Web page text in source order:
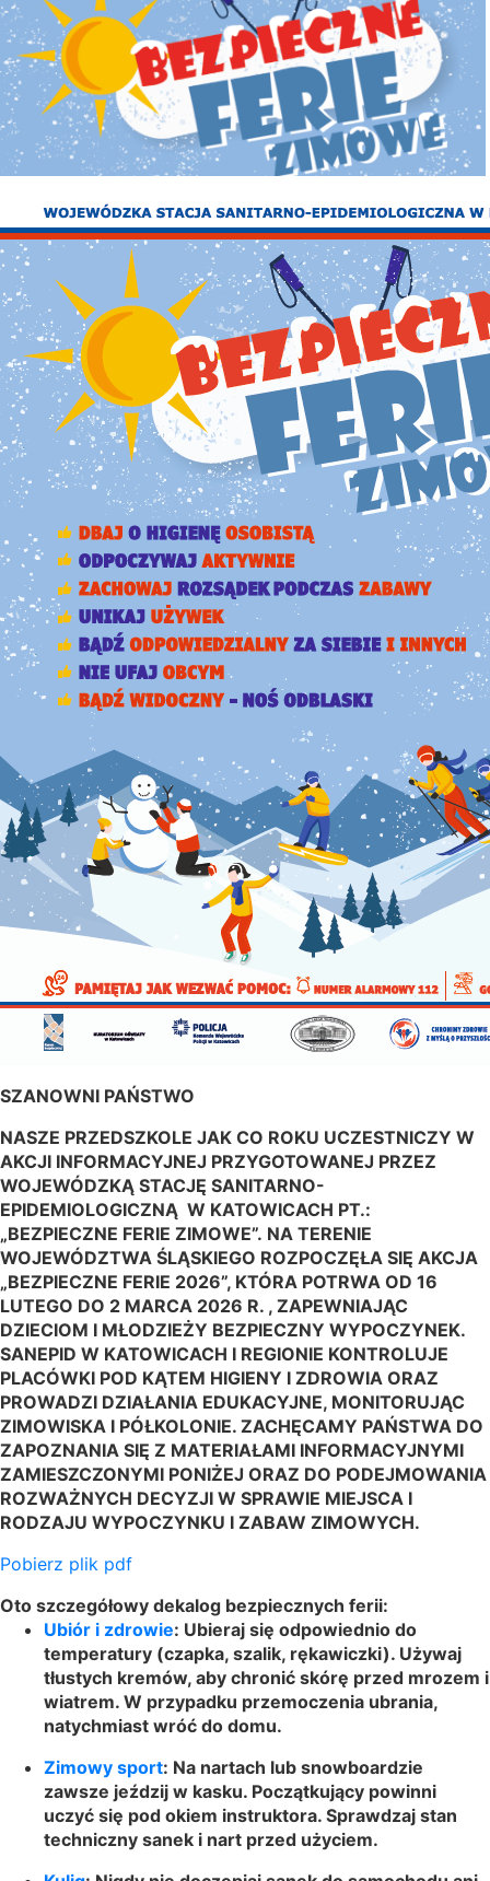
SZANOWNI PAŃSTWO
NASZE PRZEDSZKOLE JAK CO ROKU UCZESTNICZY W
AKCJI INFORMACYJNEJ PRZYGOTOWANEJ PRZEZ
WOJEWÓDZKĄ STACJĘ SANITARNO-
EPIDEMIOLOGICZNĄ W KATOWICACH PT.:
„BEZPIECZNE FERIE ZIMOWE”. NA TERENIE
WOJEWÓDZTWA ŚLĄSKIEGO ROZPOCZĘŁA SIĘ AKCJA
„BEZPIECZNE FERIE 2026”, KTÓRA POTRWA OD 16
LUTEGO DO 2 MARCA 2026 R. , ZAPEWNIAJĄC
DZIECIOM I MŁODZIEŻY BEZPIECZNY WYPOCZYNEK.
SANEPID W KATOWICACH I REGIONIE KONTROLUJE
PLACÓWKI POD KĄTEM HIGIENY I ZDROWIA ORAZ
PROWADZI DZIAŁANIA EDUKACYJNE, MONITORUJĄC
ZIMOWISKA I PÓŁKOLONIE. ZACHĘCAMY PAŃSTWA DO
ZAPOZNANIA SIĘ Z MATERIAŁAMI INFORMACYJNYMI
ZAMIESZCZONYMI PONIŻEJ ORAZ DO PODEJMOWANIA
ROZWAŻNYCH DECYZJI W SPRAWIE MIEJSCA I
RODZAJU WYPOCZYNKU I ZABAW ZIMOWYCH.
Pobierz plik pdf
Oto szczegółowy dekalog bezpiecznych ferii:
Ubiór i zdrowie: Ubieraj się odpowiednio do
temperatury (czapka, szalik, rękawiczki). Używaj
tłustych kremów, aby chronić skórę przed mrozem i
wiatrem. W przypadku przemoczenia ubrania,
natychmiast wróć do domu.
Zimowy sport: Na nartach lub snowboardzie
zawsze jeździj w kasku. Początkujący powinni
uczyć się pod okiem instruktora. Sprawdzaj stan
techniczny sanek i nart przed użyciem.